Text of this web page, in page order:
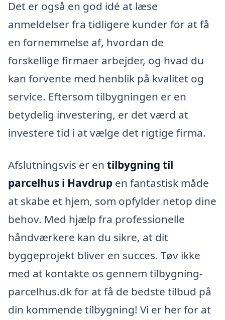
Det er også en god idé at læse
anmeldelser fra tidligere kunder for at få
en fornemmelse af, hvordan de
forskellige firmaer arbejder, og hvad du
kan forvente med henblik på kvalitet og
service. Eftersom tilbygningen er en
betydelig investering, er det værd at
investere tid i at vælge det rigtige firma.
Afslutningsvis er en tilbygning til
parcelhus i Havdrup en fantastisk måde
at skabe et hjem, som opfylder netop dine
behov. Med hjælp fra professionelle
håndværkere kan du sikre, at dit
byggeprojekt bliver en succes. Tøv ikke
med at kontakte os gennem tilbygning-
parcelhus.dk for at få de bedste tilbud på
din kommende tilbygning! Vi er her for at